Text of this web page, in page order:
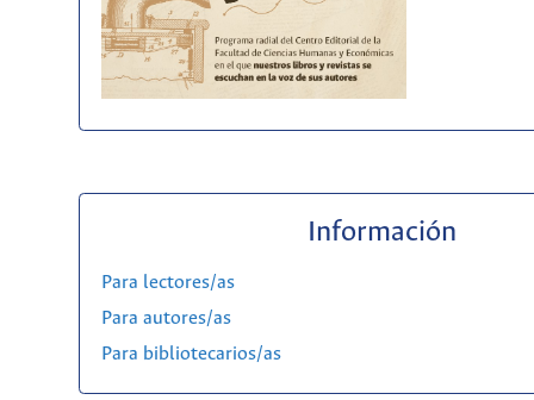
Información
Para lectores/as
Para autores/as
Para bibliotecarios/as